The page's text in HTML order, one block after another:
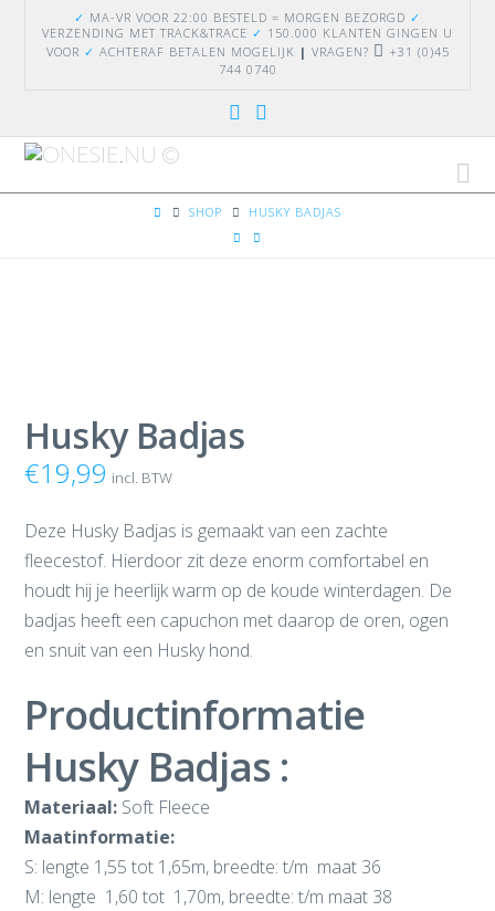
✓ MA-VR VOOR 22:00 BESTELD = MORGEN BEZORGD ✓
VERZENDING MET TRACK&TRACE ✓ 150.000 KLANTEN GINGEN U
VOOR ✓ ACHTERAF BETALEN MOGELIJK | VRAGEN?
+31 (0)45
744 0740
HOMESHOP HUSKY BADJAS
Husky Badjas
€19,99 incl. BTW
Deze Husky Badjas is gemaakt van een zachte
fleecestof. Hierdoor zit deze enorm comfortabel en
houdt hij je heerlijk warm op de koude winterdagen. De
badjas heeft een capuchon met daarop de oren, ogen
en snuit van een Husky hond.
Productinformatie
Husky Badjas :
Materiaal: Soft Fleece
Maatinformatie:
S: lengte 1,55 tot 1,65m, breedte: t/m maat 36
M: lengte 1,60 tot 1,70m, breedte: t/m maat 38